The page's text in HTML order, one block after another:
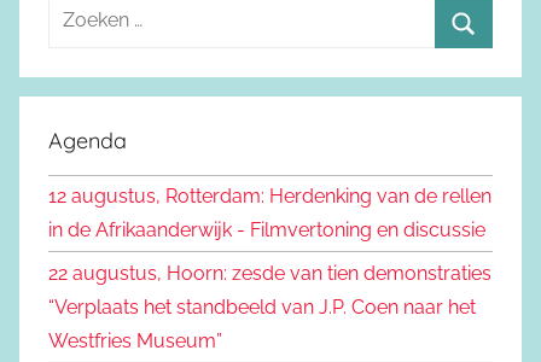
e
e
n
a
a
:
o
e
n
Agenda
12 augustus, Rotterdam: Herdenking van de rellen
in de Afrikaanderwijk - Filmvertoning en discussie
22 augustus, Hoorn: zesde van tien demonstraties
“Verplaats het standbeeld van J.P. Coen naar het
Westfries Museum”